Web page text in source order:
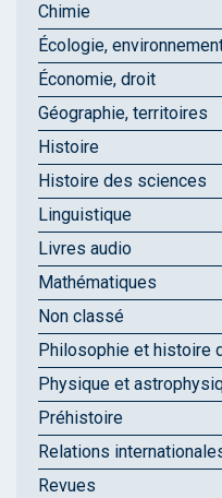
Chimie
Écologie,
Économie, droit
Géographie, territoires
Histoire
Histoire des sciences
Linguistique
Livres audio
Mathématiques
Non classé
Philosophie et histoire
Physique et
Préhistoire
Relations
Revues